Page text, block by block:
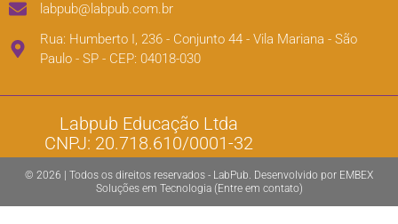
labpub@labpub.com.br
Rua: Humberto I, 236 - Conjunto 44 - Vila Mariana - São
Paulo - SP - CEP: 04018-030
Labpub Educação Ltda
CNPJ: 20.718.610/0001-32
© 2026 | Todos os direitos reservados - LabPub. Desenvolvido por EMBEX
Soluções em Tecnologia (Entre em contato)